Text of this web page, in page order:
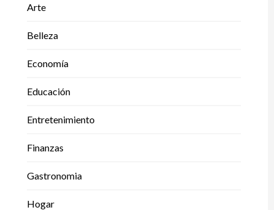
Arte
Belleza
Economía
Educación
Entretenimiento
Finanzas
Gastronomia
Hogar